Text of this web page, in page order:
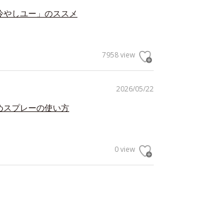
しユー」のススメ
7958 view
2026/05/22
スプレーの使い方
0 view